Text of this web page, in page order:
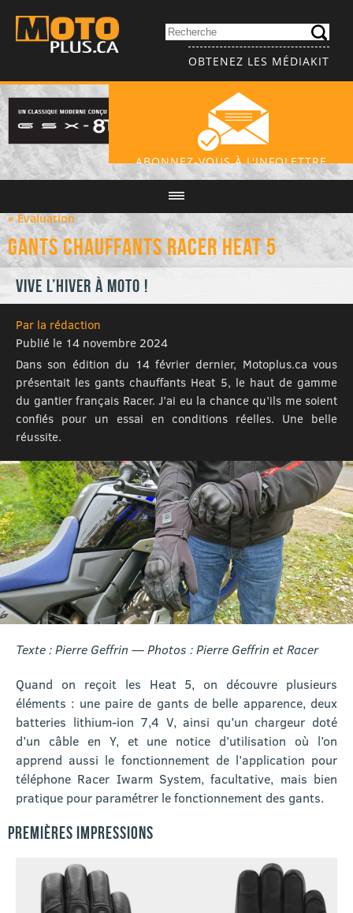
OBTENEZ LES MÉDIAKIT
ABONNEZ-VOUS À L'INFOLETTRE
« Évaluation
Gants chauffants Racer Heat 5
Vive l’hiver à moto !
Par la rédaction
Publié le 14 novembre 2024
Dans son édition du 14 février dernier, Motoplus.ca vous
présentait les gants chauffants Heat 5, le haut de gamme
du gantier français Racer. J’ai eu la chance qu’ils me soient
confiés pour un essai en conditions réelles. Une belle
réussite.
Texte : Pierre Geffrin — Photos : Pierre Geffrin et Racer
Quand on reçoit les Heat 5, on découvre plusieurs
éléments : une paire de gants de belle apparence, deux
batteries lithium-ion 7,4 V, ainsi qu’un chargeur doté
d’un câble en Y, et une notice d’utilisation où l’on
apprend aussi le fonctionnement de l’application pour
téléphone Racer Iwarm System, facultative, mais bien
pratique pour paramétrer le fonctionnement des gants.
PREMIÈRES IMPRESSIONS